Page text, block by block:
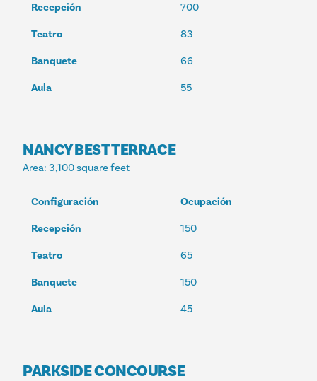
Recepción
700
Teatro
83
Banquete
66
Aula
55
NANCY BEST TERRACE
Area: 3,100 square feet
Configuración
Ocupación
Recepción
150
Teatro
65
Banquete
150
Aula
45
PARKSIDE CONCOURSE